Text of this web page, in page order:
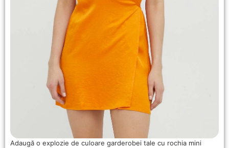
Adaugă o explozie de culoare garderobei tale cu rochia mini